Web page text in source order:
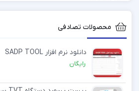
محصولات تصادفی
دانلود نرم افزار SADP TOOL
رایگان